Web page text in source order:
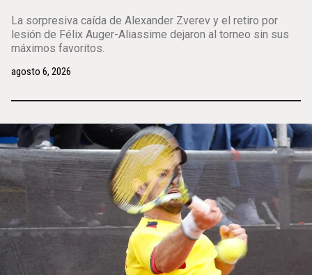
La sorpresiva caída de Alexander Zverev y el retiro por
lesión de Félix Auger-Aliassime dejaron al torneo sin sus
máximos favoritos.
agosto 6, 2026